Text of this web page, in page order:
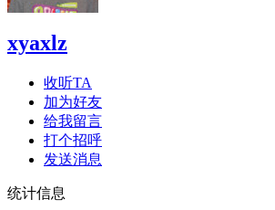
xyaxlz
收听TA
加为好友
给我留言
打个招呼
发送消息
统计信息